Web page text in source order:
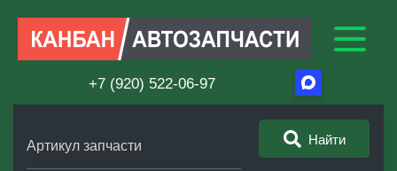
+7 (920) 522-06-97
Артикул запчасти Найти